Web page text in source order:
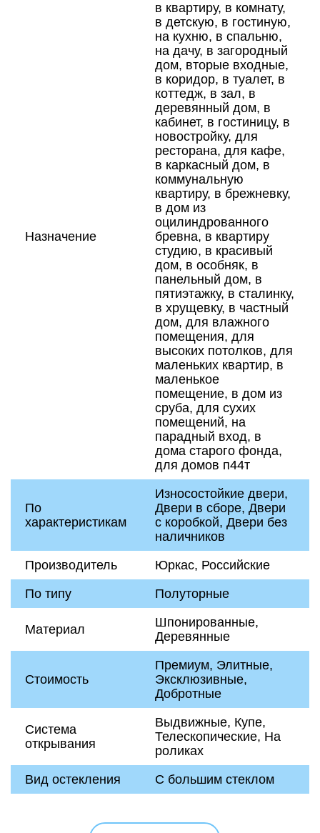
Назначение
в квартиру, в комнату,
в детскую, в гостиную,
на кухню, в спальню,
на дачу, в загородный
дом, вторые входные,
в коридор, в туалет, в
коттедж, в зал, в
деревянный дом, в
кабинет, в гостиницу, в
новостройку, для
ресторана, для кафе,
в каркасный дом, в
коммунальную
квартиру, в брежневку,
в дом из
оцилиндрованного
бревна, в квартиру
студию, в красивый
дом, в особняк, в
панельный дом, в
пятиэтажку, в сталинку,
в хрущевку, в частный
дом, для влажного
помещения, для
высоких потолков, для
маленьких квартир, в
маленькое
помещение, в дом из
сруба, для сухих
помещений, на
парадный вход, в
дома старого фонда,
для домов п44т
По
характеристикам
Износостойкие двери,
Двери в сборе, Двери
с коробкой, Двери без
наличников
Производитель
Юркас, Российские
По типу
Полуторные
Материал
Шпонированные,
Деревянные
Стоимость
Премиум, Элитные,
Эксклюзивные,
Добротные
Система
открывания
Выдвижные, Купе,
Телескопические, На
роликах
Вид остекления
С большим стеклом